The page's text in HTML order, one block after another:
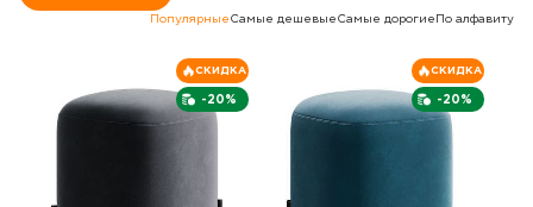
Популярные Самые дешевые Самые дорогие По алфавиту
-20%
СКИДКА
-20%
СКИДКА